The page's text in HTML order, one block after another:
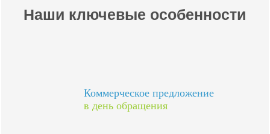
Наши ключевые особенности
Коммерческое предложение
в день обращения